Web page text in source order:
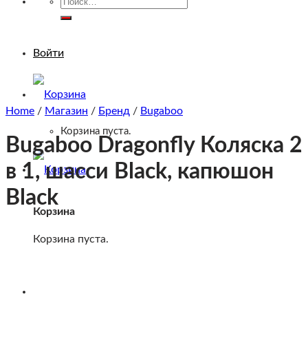
Войти
Корзина пуста.
Корзина
Корзина пуста.
Home / Магазин / Бренд / Bugaboo
Bugaboo Dragonfly Коляска 2
в 1, шасси Black, капюшон
Black